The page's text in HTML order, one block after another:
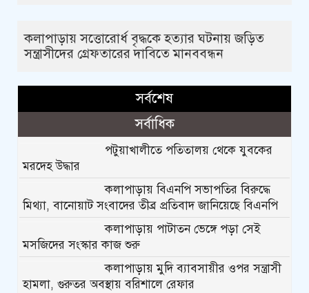
কলাপাড়ায় সত্তোরোর্ধ বৃদ্ধকে হত্যার ঘটনায় জড়িত
সন্ত্রাসীদের গ্রেফতারের দাবিতে মানববন্ধন
সর্বশেষ
সর্বাধিক
পটুয়াখালীতে পতিতালয় থেকে যুবকের
মরদেহ উদ্ধার
কলাপাড়ায় বিএনপি সভাপতির বিরুদ্ধে
মিথ্যা, বানোয়াট সংবাদের তীব্র প্রতিবাদ জানিয়েছে বিএনপি
কলাপাড়ায় পাটাতন ভেঙ্গে পড়া সেই
মসজিদের সংস্কার কাজ শুরু
কলাপাড়ায় মুদি ব্যাবসায়ীর ওপর সন্ত্রাসী
হামলা, গুরুতর অবস্থায় বরিশালে রেফার